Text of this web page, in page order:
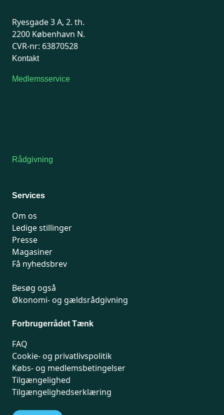
Ryesgade 3 A, 2. th.
2200 København N.
CVR-nr: 63870528
Kontakt
Medlemsservice
Rådgivning
Services
Om os
Ledige stillinger
Presse
Magasiner
Få nyhedsbrev
Besøg også
Økonomi- og gældsrådgivning
Forbrugerrådet Tænk
FAQ
Cookie- og privatlivspolitik
Købs- og medlemsbetingelser
Tilgængelighed
Tilgængelighedserklæring